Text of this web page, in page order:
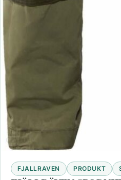
FJALLRAVEN PRODUKT